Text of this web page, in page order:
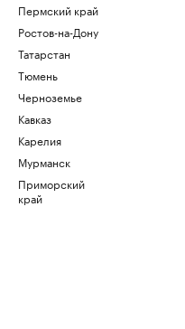
Пермский край
Ростов-на-Дону
Татарстан
Тюмень
Черноземье
Кавказ
Карелия
Мурманск
Приморский
край